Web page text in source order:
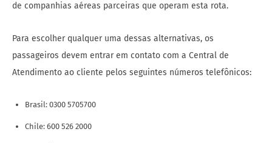
de companhias aéreas parceiras que operam esta rota.
Para escolher qualquer uma dessas alternativas, os
passageiros devem entrar em contato com a Central de
Atendimento ao cliente pelos seguintes números telefônicos:
Brasil: 0300 5705700
Chile: 600 526 2000